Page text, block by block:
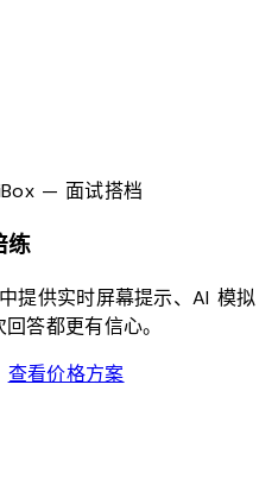
— 面试搭档
练
提供实时屏幕提示、AI 模拟
答都更有信心。
查看价格方案sell